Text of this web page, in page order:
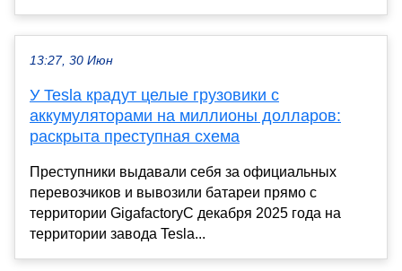
13:27, 30 Июн
У Tesla крадут целые грузовики с
аккумуляторами на миллионы долларов:
раскрыта преступная схема
Преступники выдавали себя за официальных
перевозчиков и вывозили батареи прямо с
территории GigafactoryС декабря 2025 года на
территории завода Tesla...